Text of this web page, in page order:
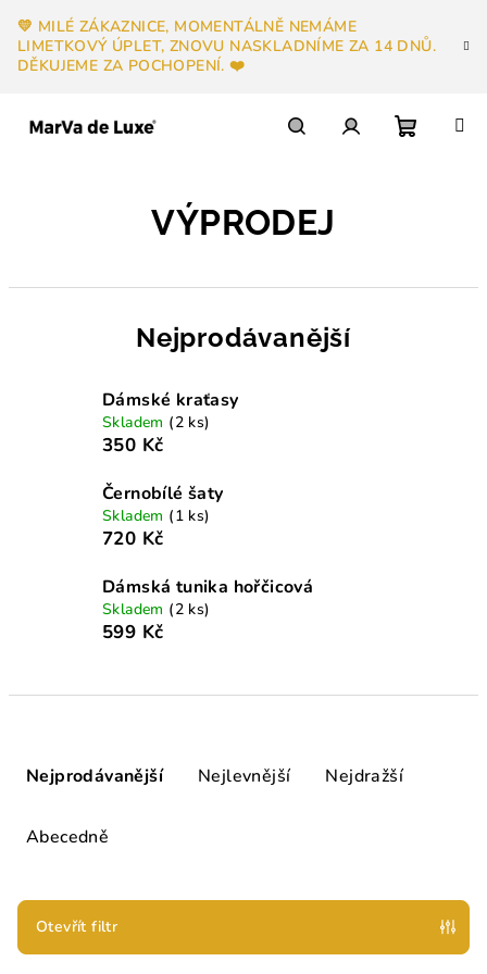
obsah
💛 MILÉ ZÁKAZNICE, MOMENTÁLNĚ NEMÁME
LIMETKOVÝ ÚPLET, ZNOVU NASKLADNÍME ZA 14 DNŮ.
DĚKUJEME ZA POCHOPENÍ. ❤️
VÝPRODEJ
Nejprodávanější
Dámské kraťasy
Skladem (2 ks)
350 Kč
Černobílé šaty
Skladem (1 ks)
720 Kč
Dámská tunika hořčicová
Skladem (2 ks)
599 Kč
r
Nejprodávanější Nejlevnější Nejdražší
Abecedně
Otevřít filtr